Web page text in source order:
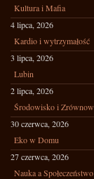
Kultura i Mafia
4 lipca, 2026
Kardio i wytrzymałość
3 lipca, 2026
Lubin
2 lipca, 2026
Środowisko i
30 czerwca, 2026
Eko w Domu
27 czerwca, 2026
Nauka a Społeczeństwo